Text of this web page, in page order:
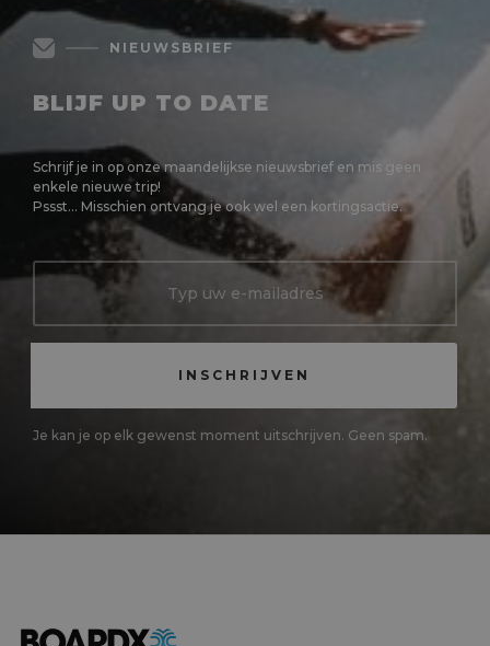
NIEUWSBRIEF
BLIJF UP TO DATE
Schrijf je in op onze maandelijkse nieuwsbrief en mis geen
enkele nieuwe trip!
Pssst... Misschien ontvang je ook wel een kortingsactie.
Je kan je op elk gewenst moment uitschrijven. Geen spam.